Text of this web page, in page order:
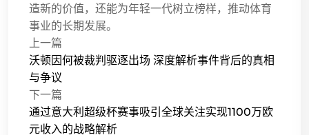
造新的价值，还能为年轻一代树立榜样，推动体育
事业的长期发展。
上一篇
沃顿因何被裁判驱逐出场 深度解析事件背后的真相
与争议
下一篇
通过意大利超级杯赛事吸引全球关注实现1100万欧
元收入的战略解析